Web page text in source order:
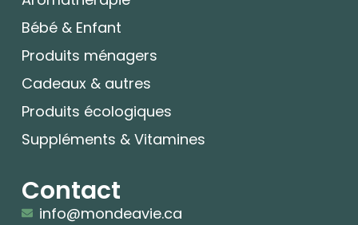
Bébé & Enfant
Produits ménagers
Cadeaux & autres
Produits écologiques
Suppléments & Vitamines
Contact
info@mondeavie.ca